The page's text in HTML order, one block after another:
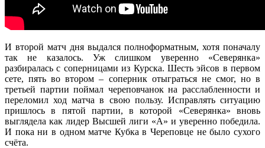
И второй матч дня выдался полноформатным, хотя поначалу
так не казалось. Уж слишком уверенно «Северянка»
разбиралась с соперницами из Курска. Шесть эйсов в первом
сете, пять во втором – соперник отыграться не смог, но в
третьей партии поймал череповчанок на расслабленности и
переломил ход матча в свою пользу. Исправлять ситуацию
пришлось в пятой партии, в которой «Северянка» вновь
выглядела как лидер Высшей лиги «А» и уверенно победила.
И пока ни в одном матче Кубка в Череповце не было сухого
счёта.